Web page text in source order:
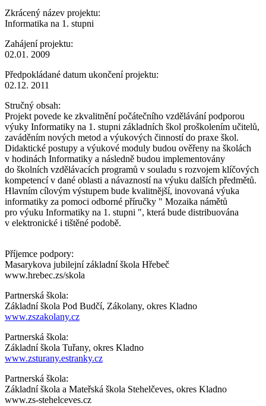
Zkrácený název projektu:
Informatika na 1. stupni
Zahájení projektu:
02.01. 2009
Předpokládané datum ukončení projektu:
02.12. 2011
Stručný obsah:
Projekt povede ke zkvalitnění počátečního vzdělávání podporou
výuky Informatiky na 1. stupni základních škol proškolením učitelů,
zaváděním nových metod a výukových činností do praxe škol.
Didaktické postupy a výukové moduly budou ověřeny na školách
v hodinách Informatiky a následně budou implementovány
do školních vzdělávacích programů v souladu s rozvojem klíčových
kompetencí v dané oblasti a návazností na výuku dalších předmětů.
Hlavním cílovým výstupem bude kvalitnější, inovovaná výuka
informatiky za pomoci odborné příručky " Mozaika námětů
pro výuku Informatiky na 1. stupni ", která bude distribuována
v elektronické i tištěné podobě.
Příjemce podpory:
Masarykova jubilejní základní škola Hřebeč
www.hrebec.zs/skola
Partnerská škola:
Základní škola Pod Budčí, Zákolany, okres Kladno
www.zszakolany.cz
Partnerská škola:
Základní škola Tuřany, okres Kladno
www.zsturany.estranky.cz
Partnerská škola:
Základní škola a Mateřská škola Stehelčeves, okres Kladno
www.zs-stehelceves.cz